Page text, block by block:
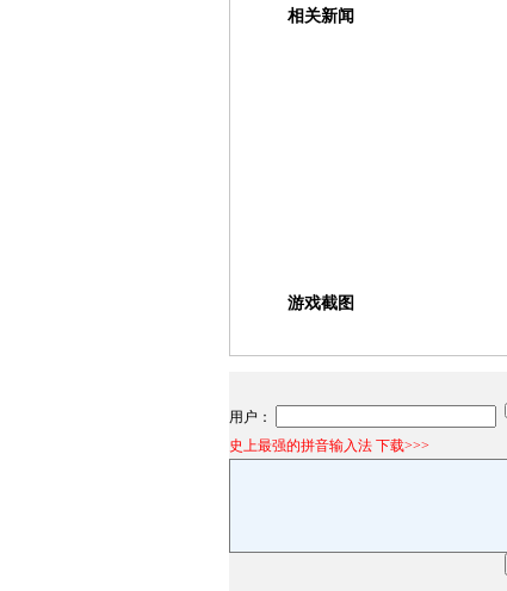
相关新闻
游戏截图
用户：
史上最强的拼音输入法 下载>>>